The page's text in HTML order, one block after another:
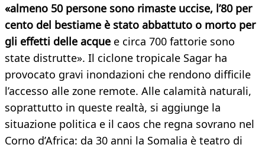
«almeno 50 persone sono rimaste uccise, l’80 per
cento del bestiame è stato abbattuto o morto per
gli effetti delle acque e circa 700 fattorie sono
state distrutte». Il ciclone tropicale Sagar ha
provocato gravi inondazioni che rendono difficile
l’accesso alle zone remote. Alle calamità naturali,
soprattutto in queste realtà, si aggiunge la
situazione politica e il caos che regna sovrano nel
Corno d’Africa: da 30 anni la Somalia è teatro di